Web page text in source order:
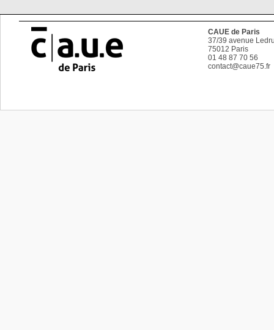
CAUE de Paris
37/39 avenue
75012 Paris
01 48 87 70 56
contact@caue75.fr